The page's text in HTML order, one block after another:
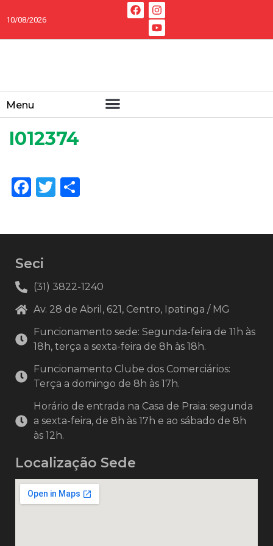
10/08/2026
Menu
I012374
Facebook
Twitter
Seci
(31) 3822-1240
Av. 28 de Abril, 621, Centro, Ipatinga / MG
Funcionamento sede: Segunda-feira de 11h às
18h, terça a sexta-feira de 8h às 18h.
Funcionamento Clube dos Comerciários:
Terça a domingo de 8h às 17h.
Horário de entrada na Casa de Praia: segunda
a sexta-feira, de 8h às 17h e ao sábado de 8h
às 12h.
Localização Sede